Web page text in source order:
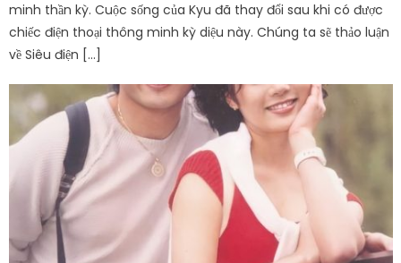
minh thần kỳ. Cuộc sống của Kyu đã thay đổi sau khi có được
chiếc điện thoại thông minh kỳ diệu này. Chúng ta sẽ thảo luận
về Siêu điện […]